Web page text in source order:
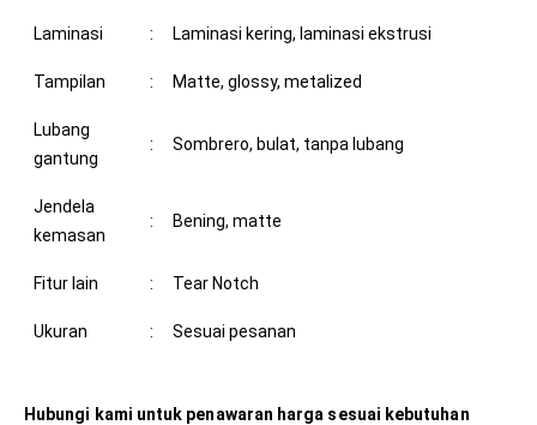
Laminasi : Laminasi kering, laminasi ekstrusi
Tampilan : Matte, glossy, metalized
Lubang
gantung
: Sombrero, bulat, tanpa lubang
Jendela
kemasan
: Bening, matte
Fitur lain : Tear Notch
Ukuran : Sesuai pesanan
Hubungi kami untuk penawaran harga sesuai kebutuhan